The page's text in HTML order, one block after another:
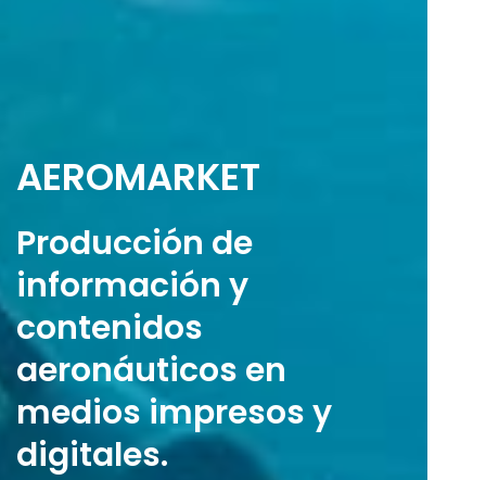
AEROMARKET
Producción de
información y
contenidos
aeronáuticos en
medios impresos y
digitales.